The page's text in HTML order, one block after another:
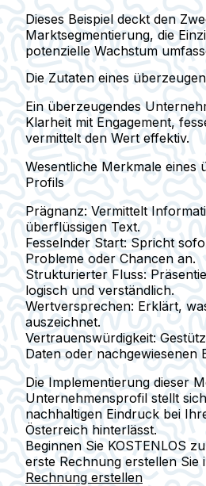
Dieses Beispiel deckt den
Marktsegmentierung, die
potenzielle Wachstum
Die Zutaten eines
Ein überzeugendes
Klarheit mit Engagement,
vermittelt den Wert effektiv.
Wesentliche Merkmale eines
Profils
Prägnanz: Vermittelt
überflüssigen Text.
Fesselnder Start: Spricht
Probleme oder Chancen an.
Strukturierter Fluss:
logisch und verständlich.
Wertversprechen: Erklärt,
auszeichnet.
Vertrauenswürdigkeit:
Daten oder nachgewiesenen
Die Implementierung dieser
Unternehmensprofil stellt
nachhaltigen Eindruck bei
Österreich hinterlässt.
Beginnen Sie KOSTENLOS
erste Rechnung erstellen Sie
Rechnung erstellen